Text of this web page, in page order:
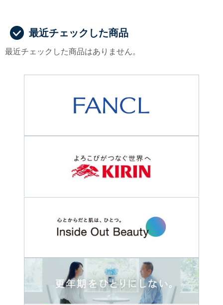
最近チェックした商品
最近チェックした商品はありません。